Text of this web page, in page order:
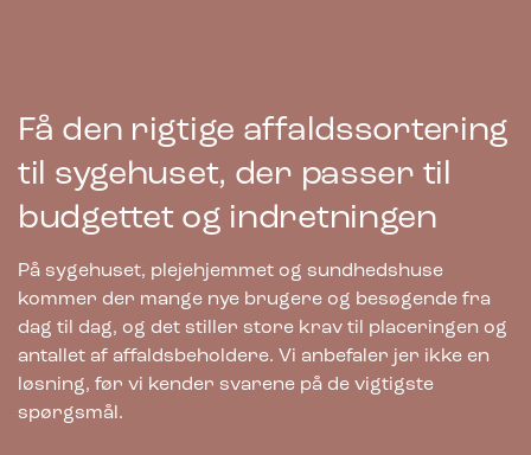
liter Løftelåg/åbent indkast
5.870,00 kr.
ekskl. moms
Få den rigtige affaldssortering
til sygehuset, der passer til
budgettet og indretningen
På sygehuset, plejehjemmet og sundhedshuse
kommer der mange nye brugere og besøgende fra
dag til dag, og det stiller store krav til placeringen og
antallet af affaldsbeholdere. Vi anbefaler jer ikke en
løsning, før vi kender svarene på de vigtigste
spørgsmål.